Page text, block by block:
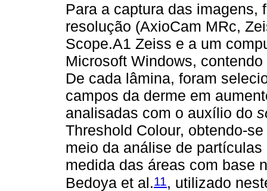
Para a captura das imagens,
resolução (AxioCam MRc,
Scope.A1 Zeiss e a um
Microsoft Windows,
De cada lâmina, foram
campos da derme em
analisadas com o auxílio do
Threshold Colour, obtendo-
meio da análise de
medida das áreas com base
Bedoya et al.11 , utilizado